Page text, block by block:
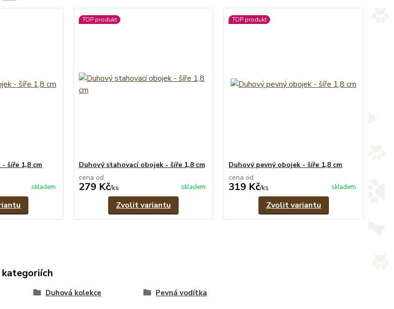
šíře 1,8 cm
skladem
TOP produkt
Duhový stahovací obojek - šíře 1,8 cm
cena od
279 Kč/ks skladem
Zvolit variantu
TOP produkt
Duhový pevný obojek - šíře 1,8 cm
cena od
319 Kč/ks skladem
Zvolit variantu
kategoriích
Duhová kolekce Pevná vodítka